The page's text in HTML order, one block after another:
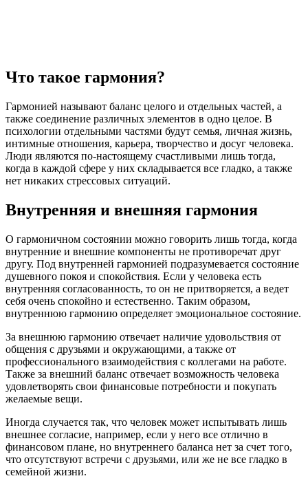
Что такое гармония?
Гармонией называют баланс целого и отдельных частей, а
также соединение различных элементов в одно целое. В
психологии отдельными частями будут семья, личная жизнь,
интимные отношения, карьера, творчество и досуг человека.
Люди являются по-настоящему счастливыми лишь тогда,
когда в каждой сфере у них складывается все гладко, а также
нет никаких стрессовых ситуаций.
Внутренняя и внешняя гармония
О гармоничном состоянии можно говорить лишь тогда, когда
внутренние и внешние компоненты не противоречат друг
другу. Под внутренней гармонией подразумевается состояние
душевного покоя и спокойствия. Если у человека есть
внутренняя согласованность, то он не притворяется, а ведет
себя очень спокойно и естественно. Таким образом,
внутреннюю гармонию определяет эмоциональное состояние.
За внешнюю гармонию отвечает наличие удовольствия от
общения с друзьями и окружающими, а также от
профессионального взаимодействия с коллегами на работе.
Также за внешний баланс отвечает возможность человека
удовлетворять свои финансовые потребности и покупать
желаемые вещи.
Иногда случается так, что человек может испытывать лишь
внешнее согласие, например, если у него все отлично в
финансовом плане, но внутреннего баланса нет за счет того,
что отсутствуют встречи с друзьями, или же не все гладко в
семейной жизни.